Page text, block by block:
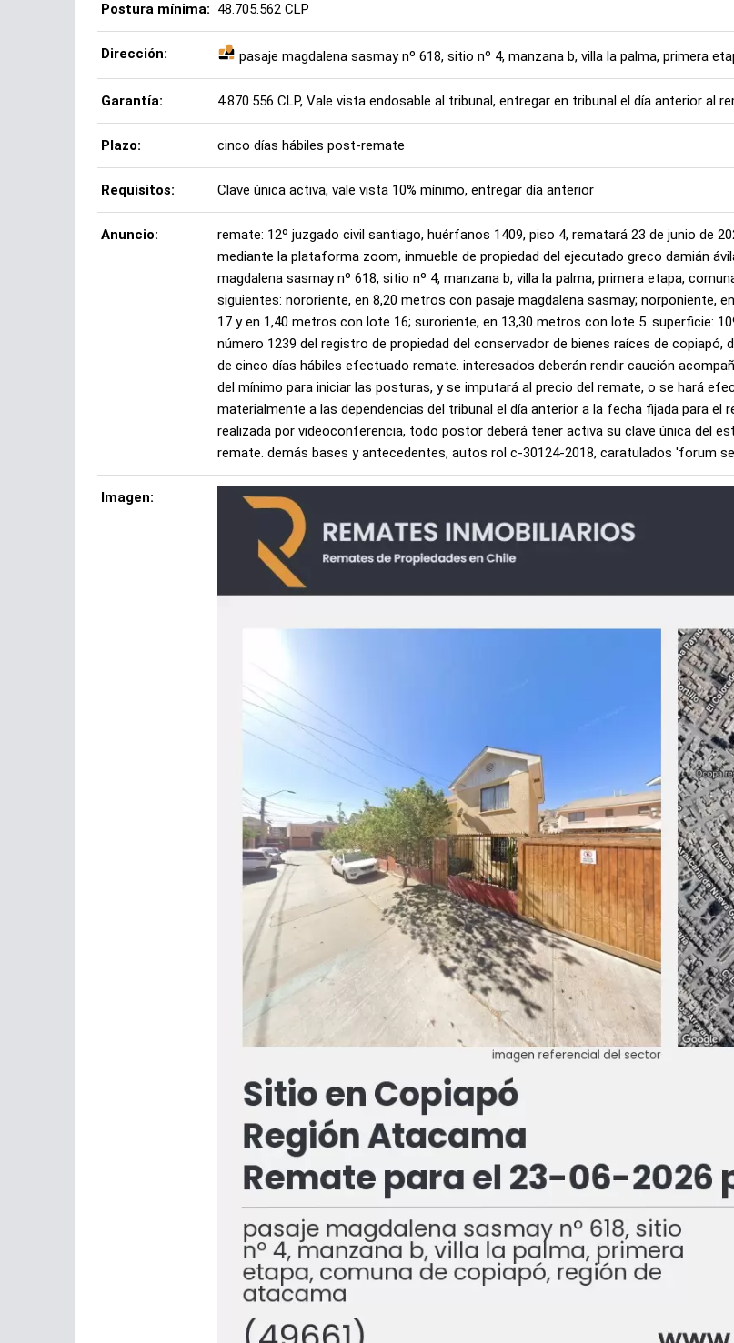
Postura mínima: 48.705.562 CLP
Dirección: pasaje magdalena sasmay nº 618, sitio nº 4, manzana b, villa la palma, primera
Garantía: 4.870.556 CLP, Vale vista endosable al tribunal, entregar en tribunal el día anterior al
Plazo: cinco días hábiles post-remate
Requisitos: Clave única activa, vale vista 10% mínimo, entregar día anterior
Anuncio:
remate: 12º juzgado civil santiago, huérfanos 1409, piso 4, rematará 23 de junio de
mediante la plataforma zoom, inmueble de propiedad del ejecutado greco damián
magdalena sasmay nº 618, sitio nº 4, manzana b, villa la palma, primera etapa,
siguientes: nororiente, en 8,20 metros con pasaje magdalena sasmay; norponiente,
17 y en 1,40 metros con lote 16; suroriente, en 13,30 metros con lote 5. superficie:
número 1239 del registro de propiedad del conservador de bienes raíces de copiapó,
de cinco días hábiles efectuado remate. interesados deberán rendir caución
del mínimo para iniciar las posturas, y se imputará al precio del remate, o se hará
materialmente a las dependencias del tribunal el día anterior a la fecha fijada para el
realizada por videoconferencia, todo postor deberá tener activa su clave única del
remate. demás bases y antecedentes, autos rol c-30124-2018, caratulados 'forum
Imagen: